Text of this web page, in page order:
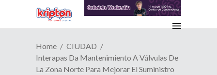
Home
CIUDAD
Interapas Da Mantenimiento A Válvulas De
La Zona Norte Para Mejorar El Suministro